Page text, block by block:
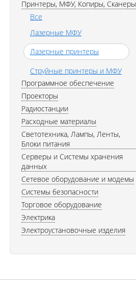
Принтеры, МФУ, Копиры, Сканеры
Все
Лазерные МФУ
Лазерные принтеры
Струйные принтеры и МФУ
Программное обеспечение
Проекторы
Радиостанции
Расходные материалы
Светотехника, Лампы, Ленты,
Блоки питания
Серверы и Системы хранения
данных
Сетевое оборудование и модемы
Системы безопасности
Торговое оборудование
Электрика
Электроустановочные изделия